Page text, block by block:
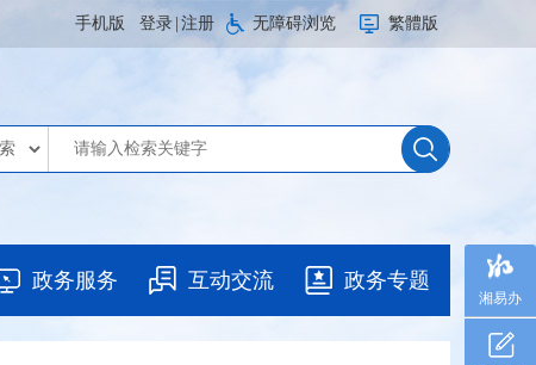
手机版 登录 注册 无障碍浏览 繁體版
政务服务 互动交流 政务专题
湘易办